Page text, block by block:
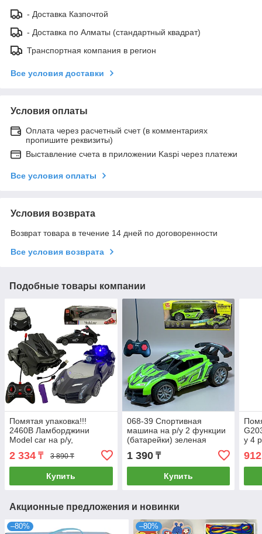
- Доставка Казпочтой
- Доставка по Алматы (стандартный квадрат)
Транспортная компания в регион
Все условия доставки
Условия оплаты
Оплата через расчетный счет (в комментариях
пропишите реквизиты)
Выставление счета в приложении Kaspi через платежи
Все условия оплаты
Условия возврата
Возврат товара в течение 14 дней по договоренности
Все условия возврата
Подобные товары компании
Помятая упаковка!!!
2460B Ламборджини
Model car на р/у,
(трансформация) 4
функции, 32*10см
2 334 ₸ 3 890 ₸
Купить
068-39 Спортивная
машина на р/у 2 функции
(батарейки) зеленая
21*19см
1 390₸
Купить
у 4
912
Акционные предложения и новинки
–80% –80%